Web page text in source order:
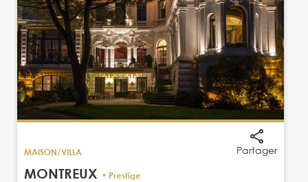
Partager
MAISON/VILLA
MONTREUX • Prestige